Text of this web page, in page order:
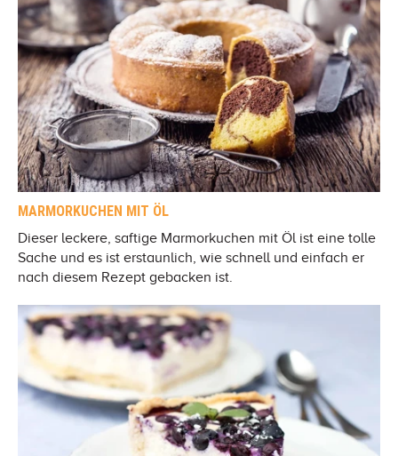
MARMORKUCHEN MIT ÖL
Dieser leckere, saftige Marmorkuchen mit Öl ist eine tolle
Sache und es ist erstaunlich, wie schnell und einfach er
nach diesem Rezept gebacken ist.